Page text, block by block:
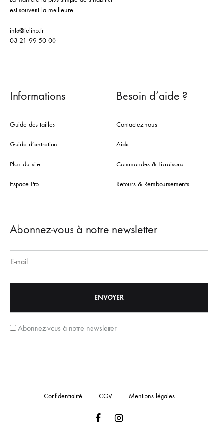
est souvent la meilleure.
info@felino.fr
03 21 99 50 00
Informations
Guide des tailles
Guide d’entretien
Plan du site
Espace Pro
Besoin d’aide ?
Contactez-nous
Aide
Commandes & Livraisons
Retours & Remboursements
Abonnez-vous à notre newsletter
Abonnez-vous à notre newsletter
Confidentialité CGV Mentions légales
FacebookInstagram